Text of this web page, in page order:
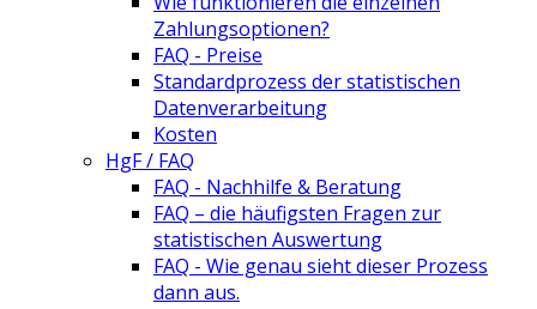
Zahlungsoptionen?
FAQ - Preise
Standardprozess der statistischen
Datenverarbeitung
Kosten
HgF / FAQ
FAQ - Nachhilfe & Beratung
FAQ – die häufigsten Fragen zur
statistischen Auswertung
FAQ - Wie genau sieht dieser Prozess
dann aus.